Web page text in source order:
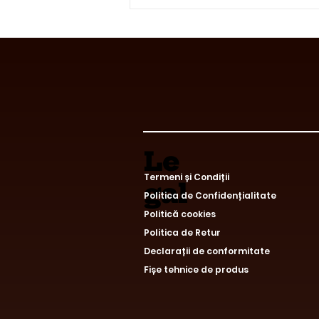
Wholesale Export Across
Le
gal
Termeni și Condiții
Politica de Confidențialitate
Politică cookies
Politica de Retur
Declarații de conformitate
Fișe tehnice de produs